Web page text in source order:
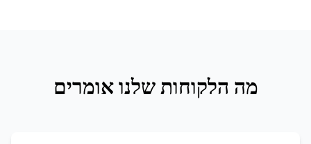
מה הלקוחות שלנו אומרים